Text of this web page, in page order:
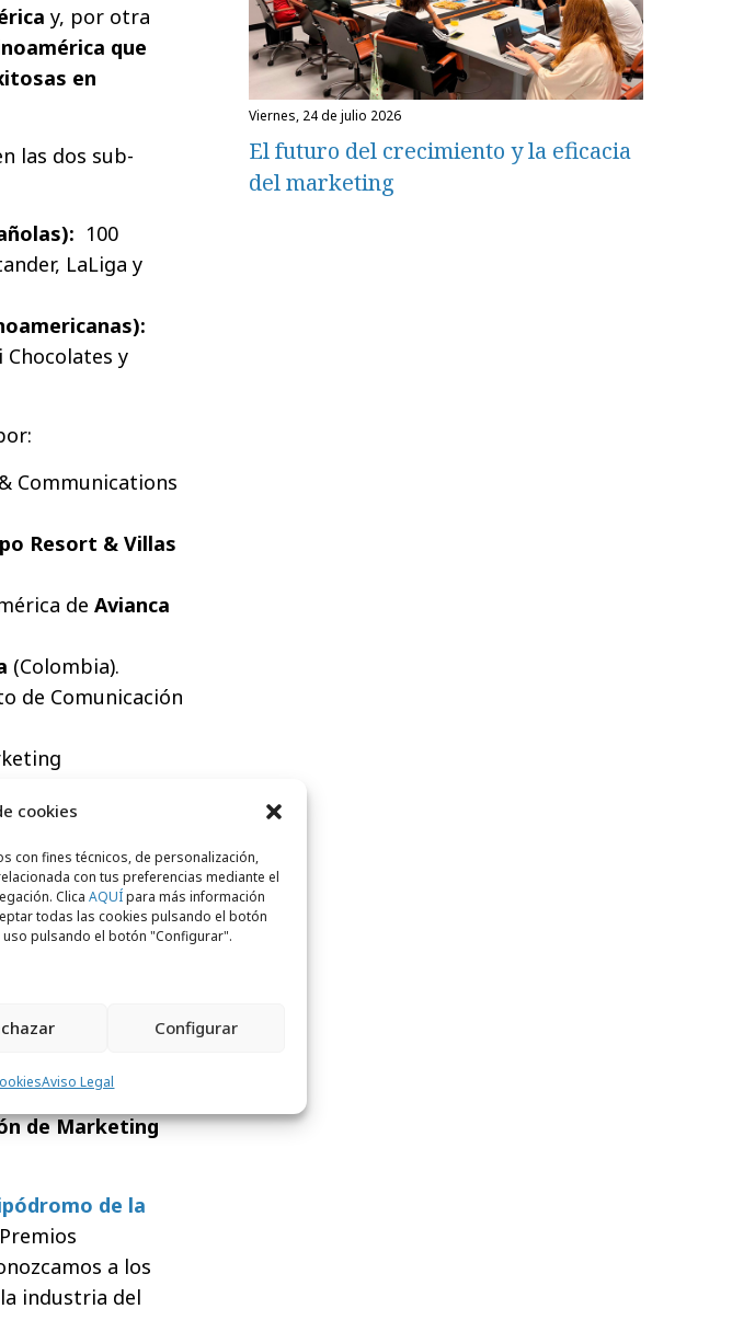
cookies
con fines técnicos, de personalización,
con tus preferencias mediante el
Clica AQUÍpara más información
todas las cookies pulsando el botón
pulsando el botón "Configurar".
Configurar
Aviso Legal
y, por otra
que
en
las dos sub-
100
LaLiga y
y
Communications
Resort & Villas
de Avianca
(Colombia).
de Comunicación
LATAM de
de Dirigentes
y el Caribe
.
de Marketing
de la
a los
industria del
viernes, 24 de julio 2026
El futuro del crecimiento y la eficacia
del marketing